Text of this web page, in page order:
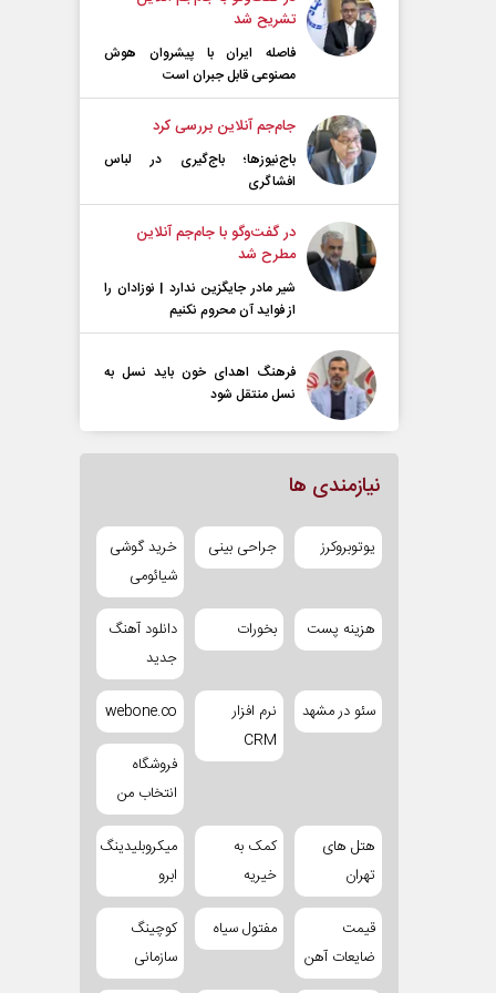
تشریح شد
فاصله ایران با پیشرو‌ان هوش
مصنوعی قابل جبران است
جام‌جم آنلاین بررسی کرد
باج‌نیوزها؛ باج‌گیری در لباس
افشاگری
در گفت‌و‌گو با جام‌جم آنلاین
مطرح شد
شیر مادر جایگزین ندارد | نوزادان را
از فواید آن محروم نکنیم
فرهنگ اهدای خون باید نسل به
نسل منتقل شود
نیازمندی ها
یوتوبروکرز جراحی بینی
خرید گوشی
شیائومی
هزینه پست بخورات
دانلود آهنگ
جدید
سئو در مشهد
نرم افزار
CRM
webone.co
فروشگاه
انتخاب من
هتل های
تهران
کمک به
خیریه
میکروبلیدینگ
ابرو
قیمت
ضایعات آهن
مفتول سیاه
کوچینگ
سازمانی